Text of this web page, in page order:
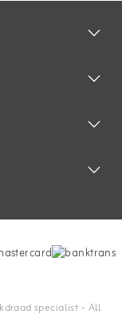
specialist - All